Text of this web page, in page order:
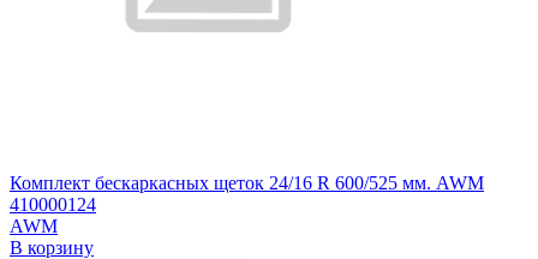
Комплект бескаркасных щеток 24/16 R 600/525 мм. AWM
410000124
AWM
В корзину